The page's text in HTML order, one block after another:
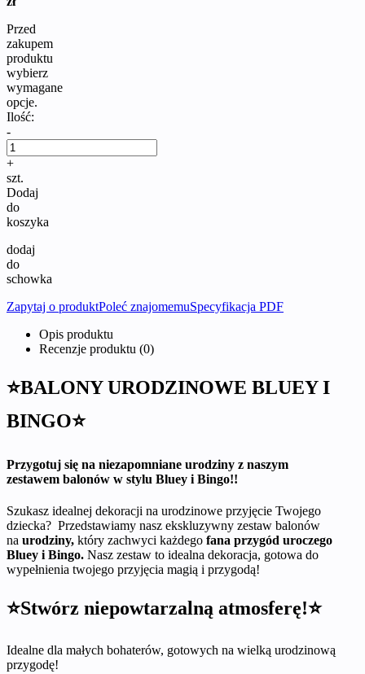
Przed
zakupem
produktu
wybierz
wymagane
opcje.
Ilość:
-
+
szt.
Dodaj
do
koszyka
dodaj
do
schowka
Zapytaj o produktPoleć znajomemuSpecyfikacja PDF
Opis produktu
Recenzje produktu (0)
⭐BALONY URODZINOWE BLUEY I
BINGO⭐
Przygotuj się na niezapomniane urodziny z naszym
zestawem balonów w stylu Bluey i Bingo!!
Szukasz idealnej dekoracji na urodzinowe przyjęcie Twojego
dziecka? Przedstawiamy nasz ekskluzywny zestaw balonów
na urodziny, który zachwyci każdego fana przygód uroczego
Bluey i Bingo. Nasz zestaw to idealna dekoracja, gotowa do
wypełnienia twojego przyjęcia magią i przygodą!
⭐Stwórz niepowtarzalną atmosferę!⭐
Idealne dla małych bohaterów, gotowych na wielką urodzinową
przygodę!